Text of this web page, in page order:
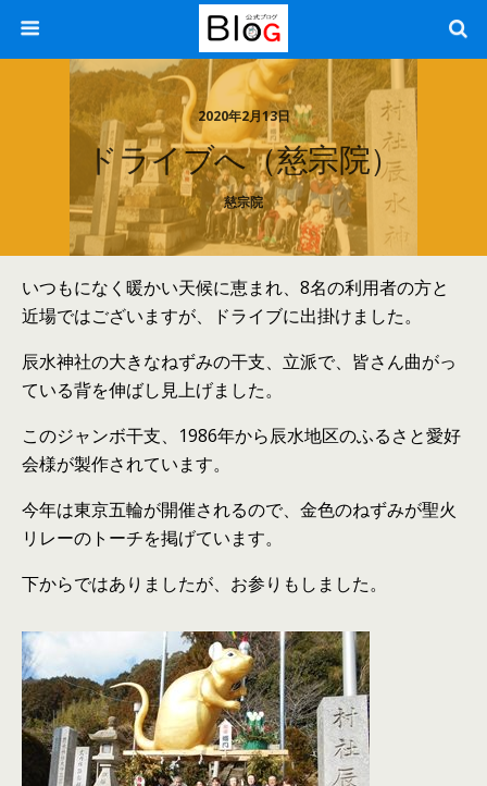
2020年2月13日
ドライブへ（慈宗院）
慈宗院
いつもになく暖かい天候に恵まれ、8名の利用者の方と
近場ではございますが、ドライブに出掛けました。
辰水神社の大きなねずみの干支、立派で、皆さん曲がっ
ている背を伸ばし見上げました。
このジャンボ干支、1986年から辰水地区のふるさと愛好
会様が製作されています。
今年は東京五輪が開催されるので、金色のねずみが聖火
リレーのトーチを掲げています。
下からではありましたが、お参りもしました。